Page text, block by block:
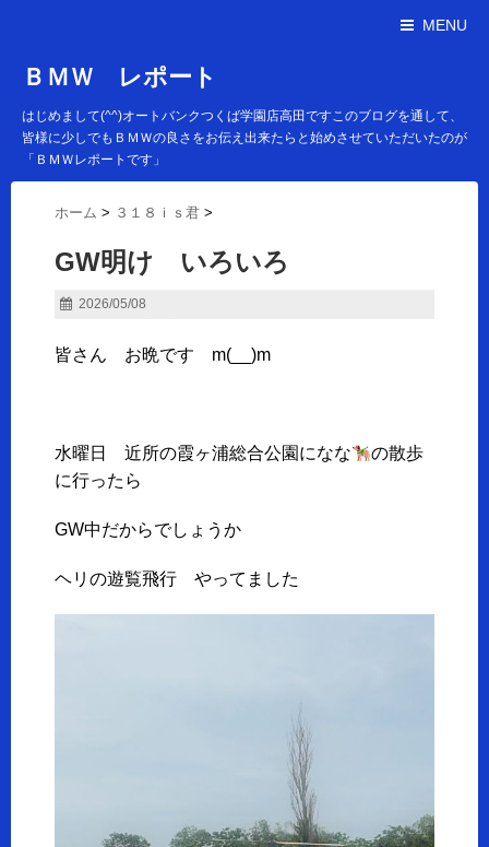
MENU
ＢＭＷ レポート
はじめまして(^^)オートバンクつくば学園店高田ですこのブログを通して、
皆様に少しでもＢＭＷの良さをお伝え出来たらと始めさせていただいたのが
「ＢＭＷレポートです」
ホーム > ３１８ｉｓ君 >
GW明け いろいろ
2026/05/08
皆さん お晩です m(__)m
水曜日 近所の霞ヶ浦総合公園になな
の散歩
に行ったら
GW中だからでしょうか
ヘリの遊覧飛行 やってました